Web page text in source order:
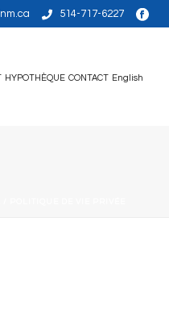
514-717-6227
HYPOTHÈQUE CONTACT English